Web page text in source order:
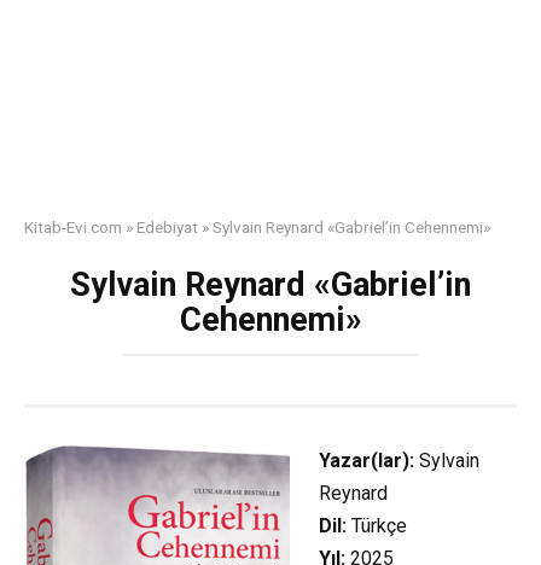
Kitab-Evi.com » Edebiyat »Sylvain Reynard «Gabriel’in Cehennemi»
Sylvain Reynard «Gabriel’in
Cehennemi»
Yazar(lar): Sylvain
Reynard
Dil: Türkçe
Yıl: 2025